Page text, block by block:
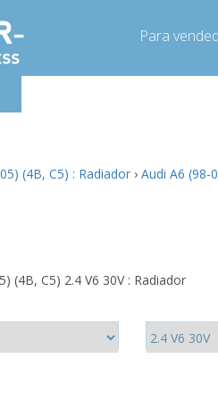
Para
De lunes a viernes de 9:00
(4B, C5) : Radiador › Audi A6 (98-
(4B, C5) 2.4 V6 30V : Radiador